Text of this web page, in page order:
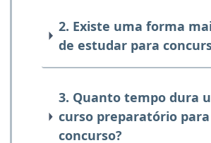
2. Existe uma forma
de estudar para
3. Quanto tempo dura
curso preparatório para
concurso?